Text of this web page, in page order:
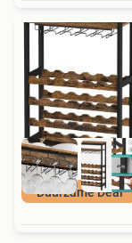
Duurzame Deal